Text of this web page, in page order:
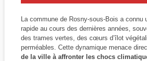
La commune de Rosny-sous-Bois a connu
rapide au cours des dernières années,
des trames vertes, des cœurs d’îlot
perméables. Cette dynamique menace
de la ville à affronter les chocs